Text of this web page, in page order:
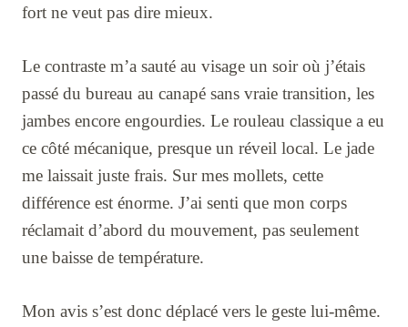
fort ne veut pas dire mieux.
Le contraste m’a sauté au visage un soir où j’étais
passé du bureau au canapé sans vraie transition, les
jambes encore engourdies. Le rouleau classique a eu
ce côté mécanique, presque un réveil local. Le jade
me laissait juste frais. Sur mes mollets, cette
différence est énorme. J’ai senti que mon corps
réclamait d’abord du mouvement, pas seulement
une baisse de température.
Mon avis s’est donc déplacé vers le geste lui-même.